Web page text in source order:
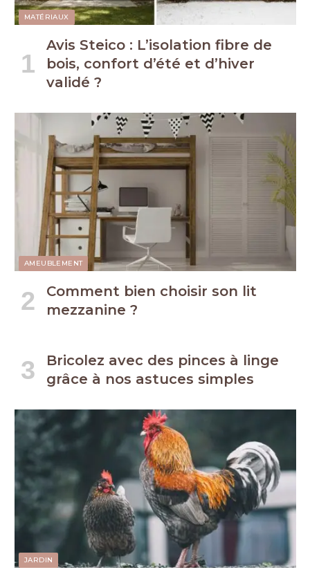
MATÉRIAUX
Avis Steico : L’isolation fibre de
bois, confort d’été et d’hiver
validé ?
AMEUBLEMENT
Comment bien choisir son lit
mezzanine ?
Bricolez avec des pinces à linge
grâce à nos astuces simples
JARDIN